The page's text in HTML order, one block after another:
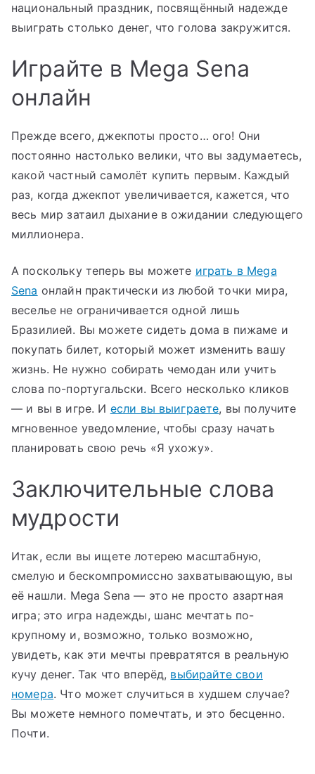
национальный праздник, посвящённый надежде
выиграть столько денег, что голова закружится.
Играйте в Mega Sena
онлайн
Прежде всего, джекпоты просто… ого! Они
постоянно настолько велики, что вы задумаетесь,
какой частный самолёт купить первым. Каждый
раз, когда джекпот увеличивается, кажется, что
весь мир затаил дыхание в ожидании следующего
миллионера.
А поскольку теперь вы можете играть в Mega
Sena онлайн практически из любой точки мира,
веселье не ограничивается одной лишь
Бразилией. Вы можете сидеть дома в пижаме и
покупать билет, который может изменить вашу
жизнь. Не нужно собирать чемодан или учить
слова по-португальски. Всего несколько кликов
— и вы в игре. И если вы выиграете, вы получите
мгновенное уведомление, чтобы сразу начать
планировать свою речь «Я ухожу».
Заключительные слова
мудрости
Итак, если вы ищете лотерею масштабную,
смелую и бескомпромиссно захватывающую, вы
её нашли. Mega Sena — это не просто азартная
игра; это игра надежды, шанс мечтать по-
крупному и, возможно, только возможно,
увидеть, как эти мечты превратятся в реальную
кучу денег. Так что вперёд, выбирайте свои
номера. Что может случиться в худшем случае?
Вы можете немного помечтать, и это бесценно.
Почти.